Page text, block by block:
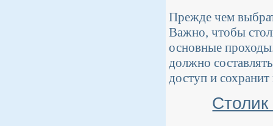
Прежде чем
Важно, чтобы
основные
должно
доступ и